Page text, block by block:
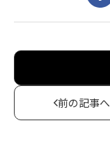
前の記事へ